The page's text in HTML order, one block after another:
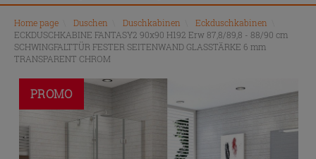
Home page Duschen Duschkabinen Eckduschkabinen
ECKDUSCHKABINE FANTASY2 90x90 H192 Erw 87,8/89,8 - 88/90 cm
SCHWINGFALTTÜR FESTER SEITENWAND GLASSTÄRKE 6 mm
TRANSPARENT CHROM
PROMO